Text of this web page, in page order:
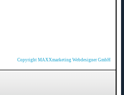
Copyright MAXXmarketing Webdesigner GmbH